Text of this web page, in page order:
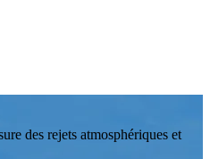
des rejets atmosphériques et